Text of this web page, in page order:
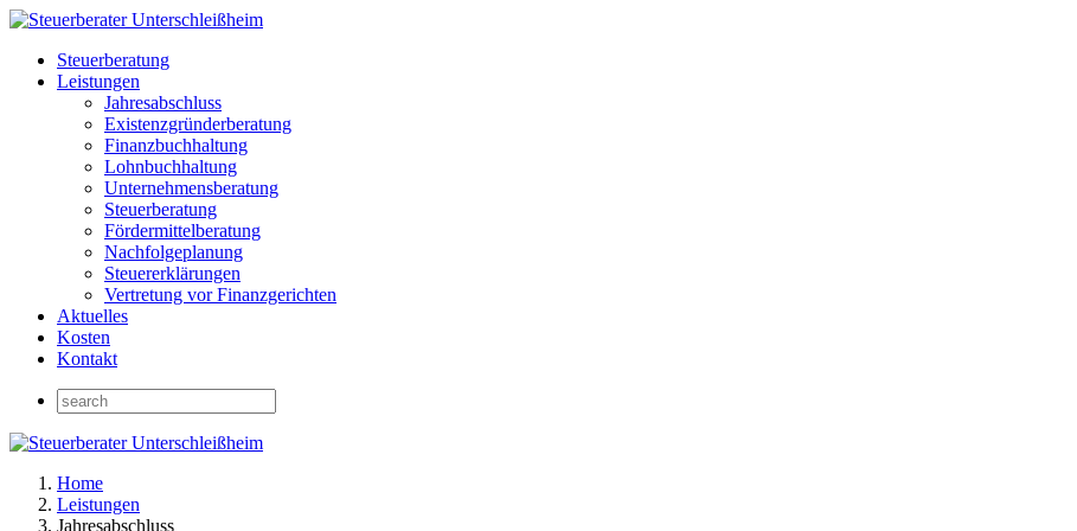
Steuerberatung
Leistungen
Jahresabschluss
Existenzgründerberatung
Finanzbuchhaltung
Lohnbuchhaltung
Unternehmensberatung
Steuerberatung
Fördermittelberatung
Nachfolgeplanung
Steuererklärungen
Vertretung vor Finanzgerichten
Aktuelles
Kosten
Kontakt
Home
Leistungen
Jahresabschluss